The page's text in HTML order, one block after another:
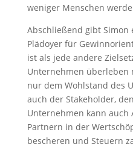
weniger Menschen
Abschließend gibt Simon
Plädoyer für
ist als jede andere
Unternehmen überleben
nur dem Wohlstand des
auch der Stakeholder,
Unternehmen kann auch
Partnern in der
bescheren und Steuern